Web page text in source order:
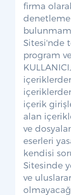
firma
Sitesi'nde
program
içerik
alan
ve
eserleri
kendisi
Sitesinde
ve